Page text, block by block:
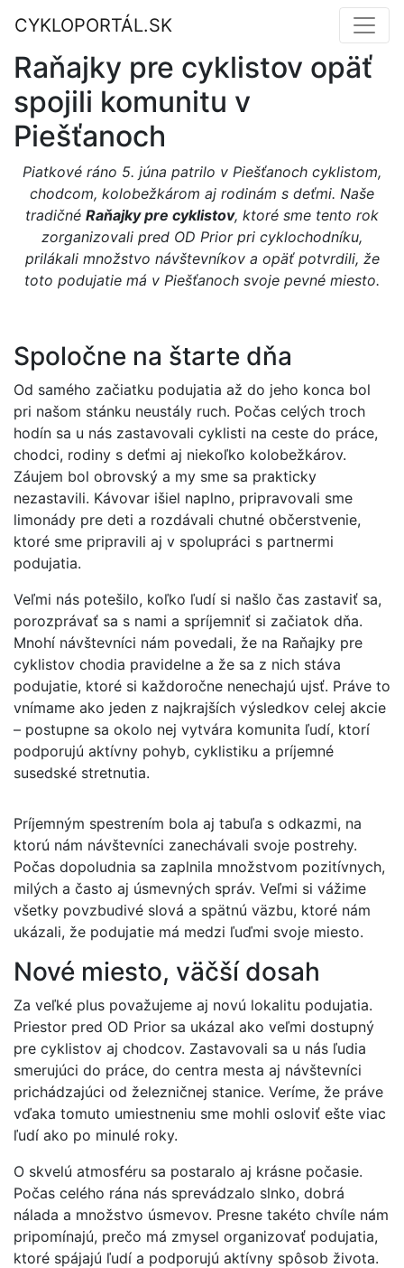
CYKLOPORTÁL.SK
Raňajky pre cyklistov opäť
spojili komunitu v
Piešťanoch
Piatkové ráno 5. júna patrilo v Piešťanoch cyklistom,
chodcom, kolobežkárom aj rodinám s deťmi. Naše
tradičné Raňajky pre cyklistov, ktoré sme tento rok
zorganizovali pred OD Prior pri cyklochodníku,
prilákali množstvo návštevníkov a opäť potvrdili, že
toto podujatie má v Piešťanoch svoje pevné miesto.
Spoločne na štarte dňa
Od samého začiatku podujatia až do jeho konca bol
pri našom stánku neustály ruch. Počas celých troch
hodín sa u nás zastavovali cyklisti na ceste do práce,
chodci, rodiny s deťmi aj niekoľko kolobežkárov.
Záujem bol obrovský a my sme sa prakticky
nezastavili. Kávovar išiel naplno, pripravovali sme
limonády pre deti a rozdávali chutné občerstvenie,
ktoré sme pripravili aj v spolupráci s partnermi
podujatia.
Veľmi nás potešilo, koľko ľudí si našlo čas zastaviť sa,
porozprávať sa s nami a spríjemniť si začiatok dňa.
Mnohí návštevníci nám povedali, že na Raňajky pre
cyklistov chodia pravidelne a že sa z nich stáva
podujatie, ktoré si každoročne nenechajú ujsť. Práve to
vnímame ako jeden z najkrajších výsledkov celej akcie
– postupne sa okolo nej vytvára komunita ľudí, ktorí
podporujú aktívny pohyb, cyklistiku a príjemné
susedské stretnutia.
Príjemným spestrením bola aj tabuľa s odkazmi, na
ktorú nám návštevníci zanechávali svoje postrehy.
Počas dopoludnia sa zaplnila množstvom pozitívnych,
milých a často aj úsmevných správ. Veľmi si vážime
všetky povzbudivé slová a spätnú väzbu, ktoré nám
ukázali, že podujatie má medzi ľuďmi svoje miesto.
Nové miesto, väčší dosah
Za veľké plus považujeme aj novú lokalitu podujatia.
Priestor pred OD Prior sa ukázal ako veľmi dostupný
pre cyklistov aj chodcov. Zastavovali sa u nás ľudia
smerujúci do práce, do centra mesta aj návštevníci
prichádzajúci od železničnej stanice. Veríme, že práve
vďaka tomuto umiestneniu sme mohli osloviť ešte viac
ľudí ako po minulé roky.
O skvelú atmosféru sa postaralo aj krásne počasie.
Počas celého rána nás sprevádzalo slnko, dobrá
nálada a množstvo úsmevov. Presne takéto chvíle nám
pripomínajú, prečo má zmysel organizovať podujatia,
ktoré spájajú ľudí a podporujú aktívny spôsob života.